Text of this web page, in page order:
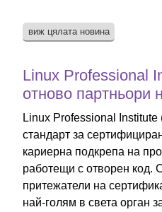
виж цялата новина
Linux Professional
отново партньори
Linux Professional Institute
стандарт за
кариерна подкрепа на
работещи с отворен код.
притежатели на
най-голям в света орган